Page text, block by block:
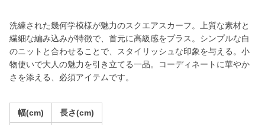
洗練された幾何学模様が魅力のスクエアスカーフ。上質な素材と
繊細な編み込みが特徴で、首元に高級感をプラス。シンプルな白
のニットと合わせることで、スタイリッシュな印象を与える。小
物使いで大人の魅力を引き立てる一品。コーディネートに華やか
さを添える、必須アイテムです。
幅(cm) 長さ(cm)